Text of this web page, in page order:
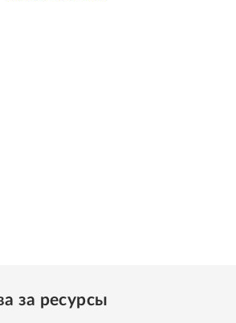
за ресурсы